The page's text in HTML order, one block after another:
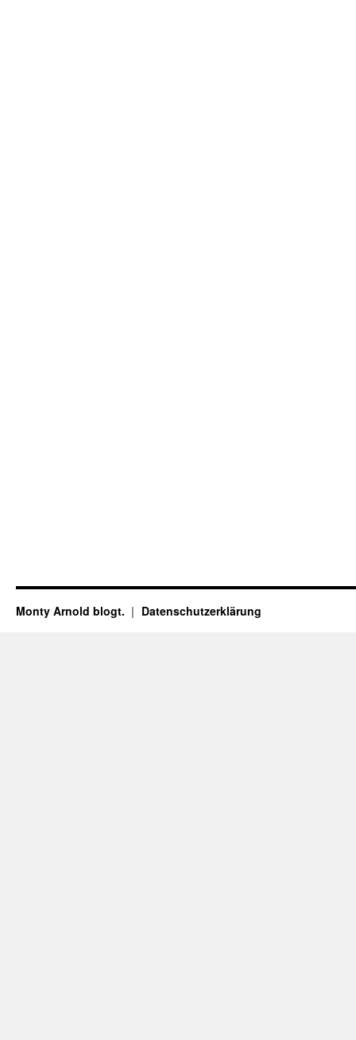
Monty Arnold blogt. Datenschutz­erklärung